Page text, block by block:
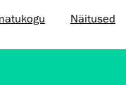
Näitused